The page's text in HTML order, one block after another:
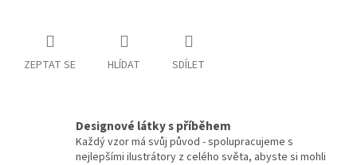
ZEPTAT SE HLÍDAT SDÍLET
Designové látky s příběhem
Každý vzor má svůj původ - spolupracujeme s
nejlepšími ilustrátory z celého světa, abyste si mohli